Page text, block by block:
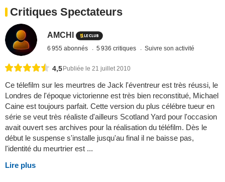
Critiques Spectateurs
AMCHI
6 955 abonnés 5 936 critiques Suivre son activité
4,5 Publiée le 21 juillet 2010
Ce télefilm sur les meurtres de Jack l'éventreur est très réussi, le
Londres de l'époque victorienne est très bien reconstitué, Michael
Caine est toujours parfait. Cette version du plus célébre tueur en
série se veut très réaliste d'ailleurs Scotland Yard pour l'occasion
avait ouvert ses archives pour la réalisation du téléfilm. Dès le
début le suspense s'installe jusqu'au final il ne baisse pas,
l'identité du meurtrier est ...
Lire plus